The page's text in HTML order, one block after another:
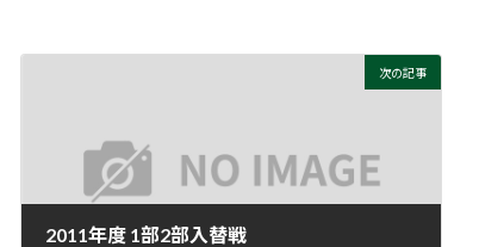
次の記事
2011年度 1部2部入替戦